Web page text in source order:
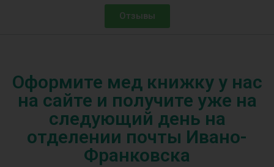
Отзывы
Оформите мед книжку у нас
на сайте и получите уже на
следующий день на
отделении почты Ивано-
Франковска